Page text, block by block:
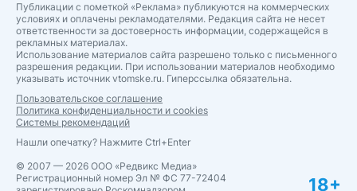
Публикации с пометкой «Реклама» публикуются на коммерческих
условиях и оплачены рекламодателями. Редакция сайта не несет
ответственности за достоверность информации, содержащейся в
рекламных материалах.
Использование материалов сайта разрешено только с письменного
разрешения редакции. При использовании материалов необходимо
указывать источник vtomske.ru. Гиперссылка обязательна.
Пользовательское соглашение
Политика конфиденциальности и cookies
Системы рекомендаций
Нашли опечатку? Нажмите Ctrl+Enter
© 2007 — 2026 ООО «Редвикс Медиа»
Регистрационный номер Эл № ФС 77-72404
18+